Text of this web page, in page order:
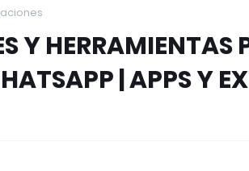
Y HERRAMIENTAS
| APPS Y